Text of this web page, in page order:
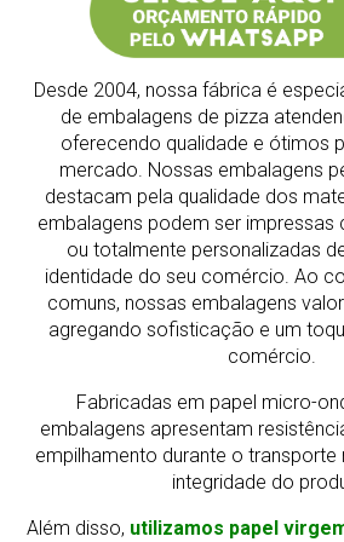
Desde 2004, nossa fábrica é
de embalagens de pizza
oferecendo qualidade e ótimos
mercado. Nossas embalagens
destacam pela qualidade dos
embalagens podem ser impressas
ou totalmente personalizadas
identidade do seu comércio. Ao
comuns, nossas embalagens
agregando sofisticação e um
comércio.
Fabricadas em papel micro-
embalagens apresentam
empilhamento durante o
integridade do
Além disso, utilizamos papel